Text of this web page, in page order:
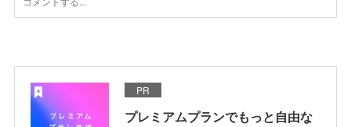
PR
プレミアムプランでもっと自由な